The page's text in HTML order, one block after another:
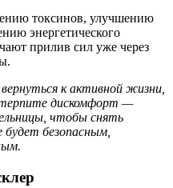
токсинов, улучшению
энергетического
прилив сил уже через
к активной жизни,
дискомфорт —
чтобы снять
будет безопасным,